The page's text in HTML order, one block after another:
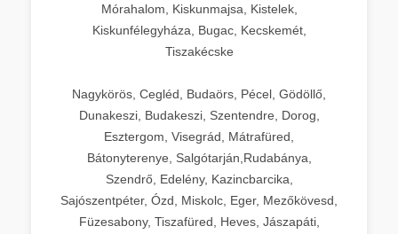
Mórahalom, Kiskunmajsa, Kistelek,
Kiskunfélegyháza, Bugac, Kecskemét,
Tiszakécske
Nagykörös, Cegléd, Budaörs, Pécel, Gödöllő,
Dunakeszi, Budakeszi, Szentendre, Dorog,
Esztergom, Visegrád, Mátrafüred,
Bátonyterenye, Salgótarján,Rudabánya,
Szendrő, Edelény, Kazincbarcika,
Sajószentpéter, Ózd, Miskolc, Eger, Mezőkövesd,
Füzesabony, Tiszafüred, Heves, Jászapáti,